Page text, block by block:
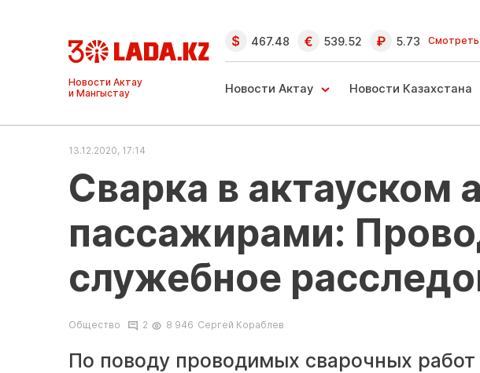
Ақтау және
Манғыстау
жаңалықтары
467.48 539.52 5.73 Смотреть
Новости Актау Новости Казахстана
13.12.2020, 17:14
Сварка в актауском
пассажирами:
служебное
Общество 2 8 946 Сергей Кораблев
По поводу проводимых сварочных